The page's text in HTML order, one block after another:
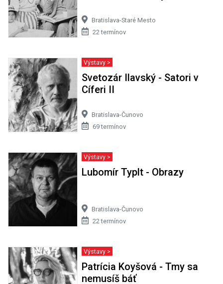
Bratislava-Čunovo
69 termínov
Výstavy >
Lubomír Typlt - Obrazy
Bratislava-Čunovo
22 termínov
Výstavy >
Patrícia Koyšová - Tmy sa
Bratislava-Čunovo
50 termínov
Výstavy >
Milan Bočkay - Obrazy